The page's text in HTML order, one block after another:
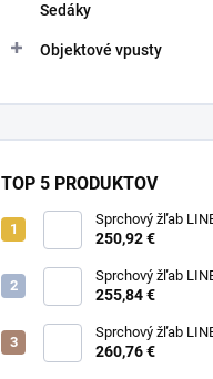
Sedáky
Objektové vpusty
TOP 5 PRODUKTOV
Sprchový žľab
Compact č.
304
250,92 €
Sprchový žľab
Compact č.
304
255,84 €
Sprchový žľab
Compact č.
260,76 €